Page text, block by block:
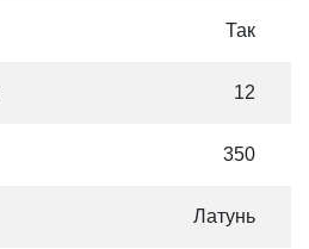
Так
12
350
Латунь